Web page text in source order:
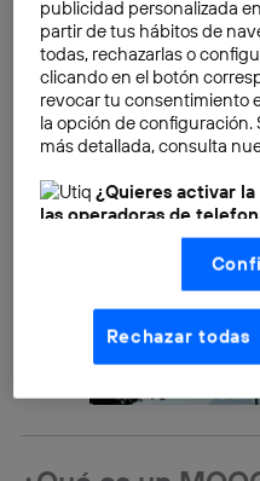
publicidad personalizada
partir de tus hábitos de
todas, rechazarlas o
clicando en el botón
revocar tu consentimiento
la opción de
más detallada, consulta
¿Quieres activar
las operadoras de
Nosotros, Telefónica S.A.,
realizar nuestras acciones
(como se describe en este
basadas en tu
aquí (solo cuando
internet habilitada ,
operadoras de telefonía
prioridad ofreciéndote
La tecnología utiliza un
Rechazar todas